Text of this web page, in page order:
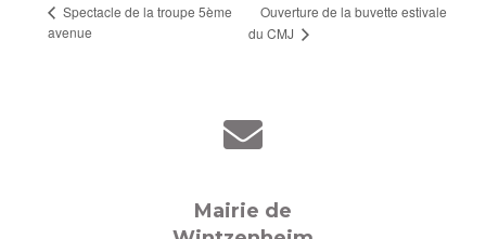
Spectacle de la troupe 5ème
avenue
Ouverture de la buvette estivale
du CMJ
Mairie de